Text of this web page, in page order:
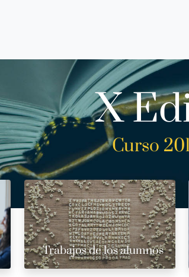
X
Curso
Trabajos de los alumnos